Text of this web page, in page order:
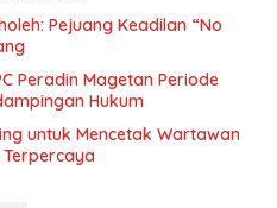
Pejuang Keadilan “No
Peradin Magetan Periode
Hukum
untuk Mencetak Wartawan